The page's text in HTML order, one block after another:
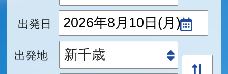
出発日
出発地